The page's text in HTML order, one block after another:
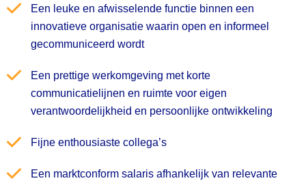
Een leuke en afwisselende functie binnen een
innovatieve organisatie waarin open en informeel
gecommuniceerd wordt
Een prettige werkomgeving met korte
communicatielijnen en ruimte voor eigen
verantwoordelijkheid en persoonlijke ontwikkeling
Fijne enthousiaste collega’s
Een marktconform salaris afhankelijk van relevante